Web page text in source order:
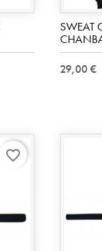
SWEAT
29,00 €
favorite_border